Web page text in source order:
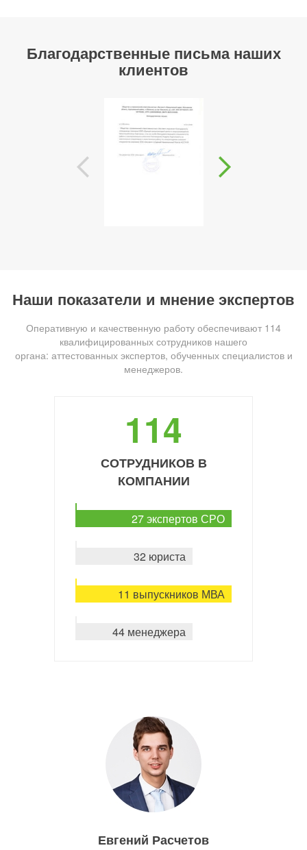
Благодарственные письма наших
клиентов
Наши показатели и мнение экспертов
Оперативную и качественную работу обеспечивают 114
квалифицированных сотрудников нашего
органа: аттестованных экспертов, обученных специалистов и
менеджеров.
114
СОТРУДНИКОВ В
КОМПАНИИ
27 экспертов СРО
32 юриста
11 выпускников МВА
44 менеджера
Евгений Расчетов